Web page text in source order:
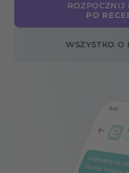
ROZPOCZNIJ
PO
WSZYSTKO O